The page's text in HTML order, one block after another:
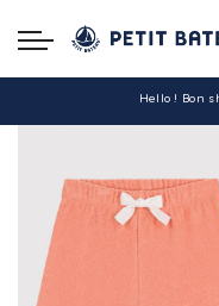
Hello ! Bon
La livraison
-10% pour tout